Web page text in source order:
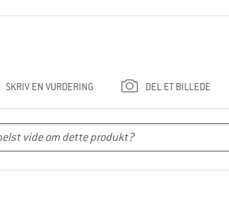
SKRIV EN VURDERING DEL ET BILLEDE